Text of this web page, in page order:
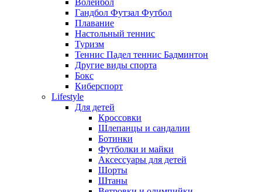
Волейбол
Гандбол Футзал Футбол
Плавание
Настольный теннис
Туризм
Теннис Падел теннис Бадминтон
Другие виды спорта
Бокс
Киберспорт
Lifestyle
Для детей
Кроссовки
Шлепанцы и сандалии
Ботинки
Футболки и майки
Аксессуары для детей
Шорты
Штаны